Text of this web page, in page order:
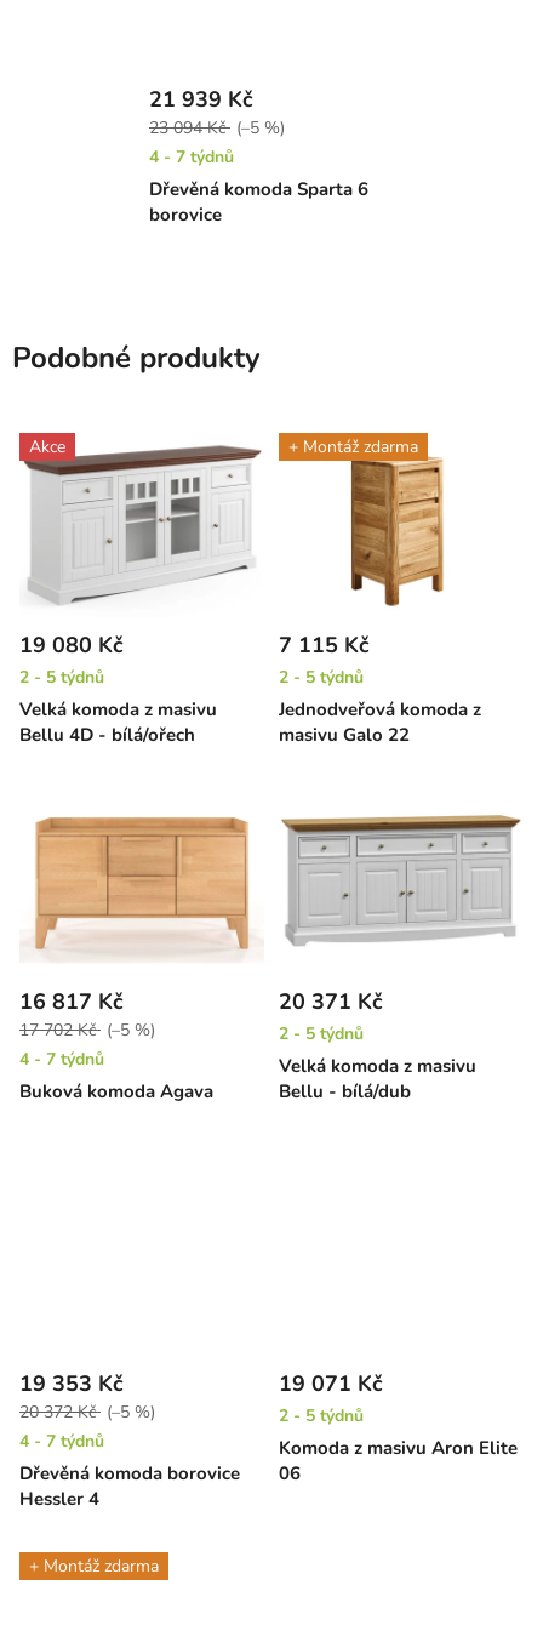
Dřevěná komoda Sparta 6
borovice
21 939 Kč
23 094 Kč (–5 %)
4 - 7 týdnů
Podobné produkty
Akce
Velká komoda z masivu
Bellu 4D - bílá/ořech
19 080 Kč
2 - 5 týdnů
+ Montáž zdarma
Jednodveřová komoda z
masivu Galo 22
7 115 Kč
2 - 5 týdnů
Buková komoda Agava
16 817 Kč
17 702 Kč (–5 %)
4 - 7 týdnů
Velká komoda z masivu
Bellu - bílá/dub
20 371 Kč
2 - 5 týdnů
Dřevěná komoda borovice
Hessler 4
19 353 Kč
20 372 Kč (–5 %)
4 - 7 týdnů
Komoda z masivu Aron Elite
06
19 071 Kč
2 - 5 týdnů
+ Montáž zdarma